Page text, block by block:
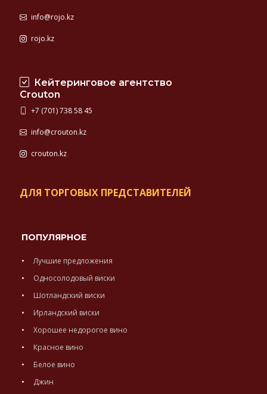
info@rojo.kz
rojo.kz
Кейтеринговое агентство
Crouton
+7 (701) 738 58 45
info@crouton.kz
crouton.kz
ДЛЯ ТОРГОВЫХ ПРЕДСТАВИТЕЛЕЙ
ПОПУЛЯРНОЕ
Лучшие предложения
Односолодовый виски
Шотландский виски
Ирландский виски
Хорошее недорогое вино
Красное вино
Белое вино
Джин